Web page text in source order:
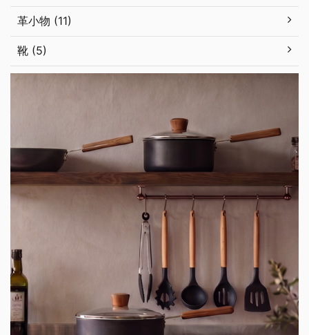
革小物 (11)
靴 (5)